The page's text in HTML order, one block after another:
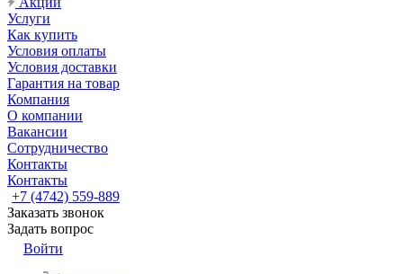
Услуги
Как купить
Условия оплаты
Условия доставки
Гарантия на товар
Компания
О компании
Вакансии
Сотрудничество
Контакты
Контакты
+7 (4742) 559-889
Заказать звонок
Задать вопрос
Войти